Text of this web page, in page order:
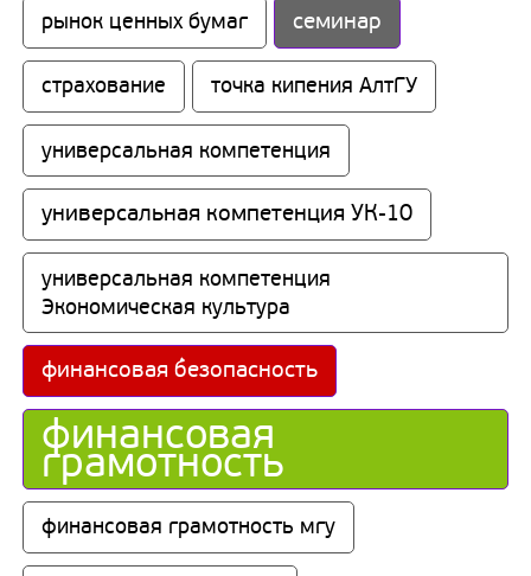
рынок ценных бумаг семинар
страхование точка кипения АлтГУ
универсальная компетенция
универсальная компетенция УК-10
универсальная компетенция
Экономическая культура
финансовая безопасность
финансовая
грамотность
финансовая грамотность мгу